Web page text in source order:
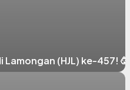
(HJL) ke-457! 🥳